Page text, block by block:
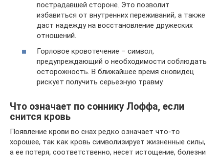
пострадавшей стороне. Это позволит
избавиться от внутренних переживаний, а также
даст надежду на восстановление дружеских
отношений.
Горловое кровотечение – символ,
предупреждающий о необходимости соблюдать
осторожность. В ближайшее время сновидец
рискует получить серьезную травму.
Что означает по соннику Лоффа, если
снится кровь
Появление крови во снах редко означает что-то
хорошее, так как кровь символизирует жизненные силы,
а ее потеря, соответственно, несет истощение, болезни